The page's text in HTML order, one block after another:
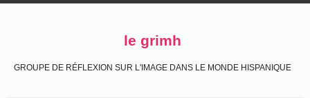
le grimh
GROUPE DE RÉFLEXION SUR L'IMAGE DANS LE MONDE HISPANIQUE